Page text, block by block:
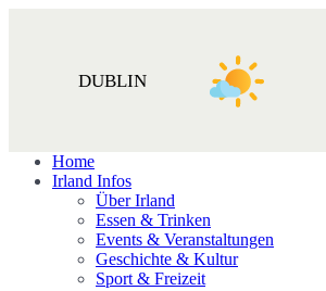
DUBLIN
Home
Irland Infos
Über Irland
Essen & Trinken
Events & Veranstaltungen
Geschichte & Kultur
Sport & Freizeit